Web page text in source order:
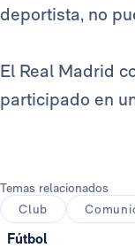
deportista, no
El Real Madrid
participado en
Temas relacionados
Club
Fútbol